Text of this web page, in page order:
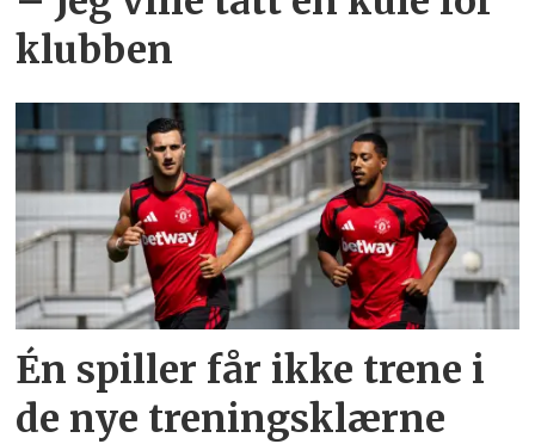
klubben
Én spiller får ikke trene i
de nye treningsklærne